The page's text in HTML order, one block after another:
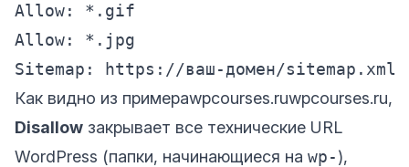
Allow: *.gif
Allow: *.jpg
Как видно из примераwpcourses.ruwpcourses.ru,
Disallow закрывает все технические URL
WordPress (папки, начинающиеся на wp-),